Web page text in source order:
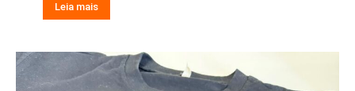
Leia mais